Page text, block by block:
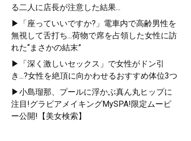
る二人に店長が注意した結果...
▶「座っていいですか?」電車内で高齢男性を
無視して舌打ち...荷物で席を占領した女性に訪
れた“まさかの結末”
▶「深く激しいセックス」で女性がドン引
き...?女性を絶頂に向かわせるおすすめ体位3つ
▶小島瑠那、プールに浮かぶ真ん丸ヒップに
注目!グラビアメイキングMySPA!限定ムービ
ー公開!【美女検索】